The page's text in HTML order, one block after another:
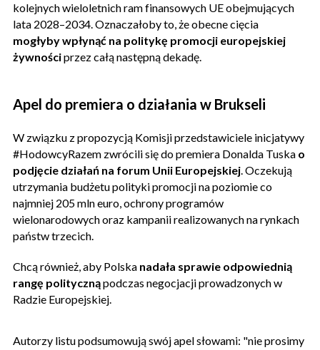
kolejnych wieloletnich ram finansowych UE obejmujących
lata 2028–2034. Oznaczałoby to, że obecne cięcia
mogłyby wpłynąć na politykę promocji europejskiej
żywnościprzez całą następną dekadę.
Apel do premiera o działania w Brukseli
W związku z propozycją Komisji przedstawiciele inicjatywy
#HodowcyRazem zwrócili się do premiera Donalda Tuska o
podjęcie działań na forum Unii Europejskiej. Oczekują
utrzymania budżetu polityki promocji na poziomie co
najmniej 205 mln euro, ochrony programów
wielonarodowych oraz kampanii realizowanych na rynkach
państw trzecich.
Chcą również, aby Polska nadała sprawie odpowiednią
rangę politycznąpodczas negocjacji prowadzonych w
Radzie Europejskiej.
Autorzy listu podsumowują swój apel słowami: "nie prosimy